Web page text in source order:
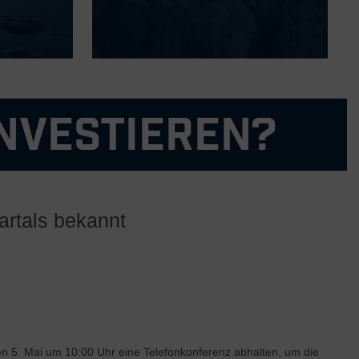
Anpassung unseres Geschäfts an die aktuelle
beschleunigen und mehrere Regionen, Kunden und
bekannt
5. Mai um 10:00 Uhr eine Telefonkonferenz abhalten, um die